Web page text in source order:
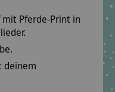
Pferde-Print in
deinem